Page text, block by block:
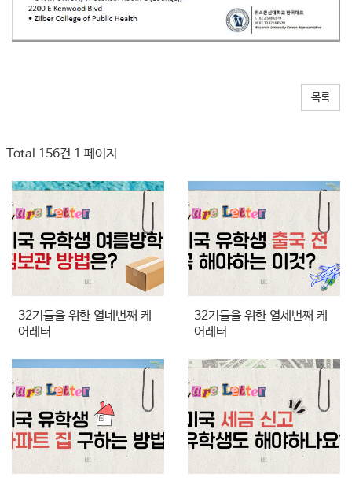
목록
Total 156건 1 페이지
32기들을 위한 열네번째 케
어레터
32기들을 위한 열세번째 케
어레터